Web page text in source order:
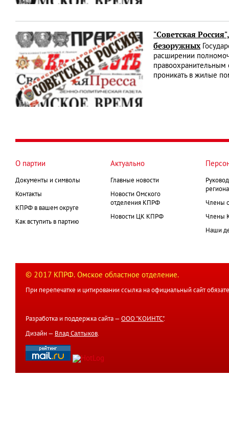
"Советская
безоружных
расширении
правоохранительным
проникать в жилые
О партии
Документы и символы
Контакты
КПРФ в вашем округе
Как вступить в партию
Актуально
Главные новости
Новости Омского
отделения КПРФ
Новости ЦК КПРФ
Члены
Члены
Наши
© 2017 КПРФ. Омское областное отделение.
При перепечатке и цитировании ссылка на официальный сайт
Разработка и поддержка сайта — ООО "КОИНТС".
Дизайн — Влад Салтыков.